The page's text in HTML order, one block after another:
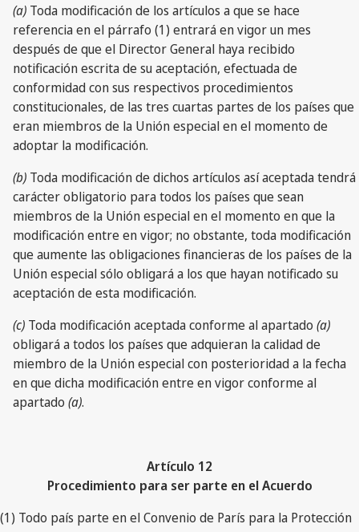
(a) Toda modificación de los artículos a que se hace
referencia en el párrafo (1) entrará en vigor un mes
después de que el Director General haya recibido
notificación escrita de su aceptación, efectuada de
conformidad con sus respectivos procedimientos
constitucionales, de las tres cuartas partes de los países que
eran miembros de la Unión especial en el momento de
adoptar la modificación.
(b) Toda modificación de dichos artículos así aceptada tendrá
carácter obligatorio para todos los países que sean
miembros de la Unión especial en el momento en que la
modificación entre en vigor; no obstante, toda modificación
que aumente las obligaciones financieras de los países de la
Unión especial sólo obligará a los que hayan notificado su
aceptación de esta modificación.
(c) Toda modificación aceptada conforme al apartado (a)
obligará a todos los países que adquieran la calidad de
miembro de la Unión especial con posterioridad a la fecha
en que dicha modificación entre en vigor conforme al
apartado (a).
Artículo 12
Procedimiento para ser parte en el Acuerdo
(1) Todo país parte en el Convenio de París para la Protección